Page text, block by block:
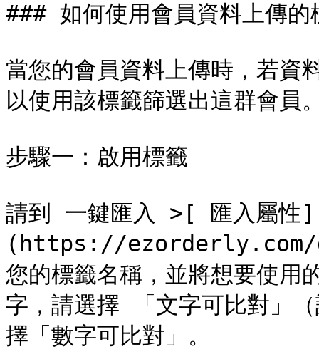
### 如何使用會員資料上傳的
當您的會員資料上傳時，若資
以使用該標籤篩選出這群會員
步驟一：啟用標籤
請到 一鍵匯入 >[ 匯入屬性]
(https://ezorderly.com/
您的標籤名稱，並將想要使用
字，請選擇 「文字可比對」
擇「數字可比對」。